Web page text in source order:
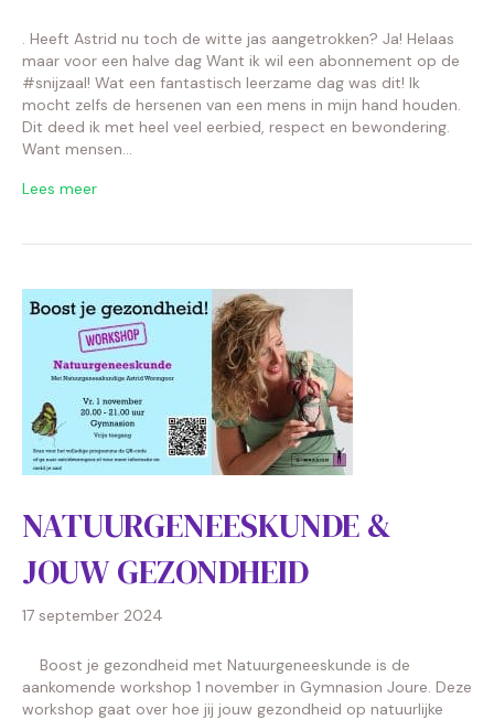
. Heeft Astrid nu toch de witte jas aangetrokken? Ja! Helaas
maar voor een halve dag Want ik wil een abonnement op de
#snijzaal! Wat een fantastisch leerzame dag was dit! Ik
mocht zelfs de hersenen van een mens in mijn hand houden.
Dit deed ik met heel veel eerbied, respect en bewondering.
Want mensen…
Lees meer
NATUURGENEESKUNDE &
JOUW GEZONDHEID
17 september 2024
Boost je gezondheid met Natuurgeneeskunde is de
aankomende workshop 1 november in Gymnasion Joure. Deze
workshop gaat over hoe jij jouw gezondheid op natuurlijke